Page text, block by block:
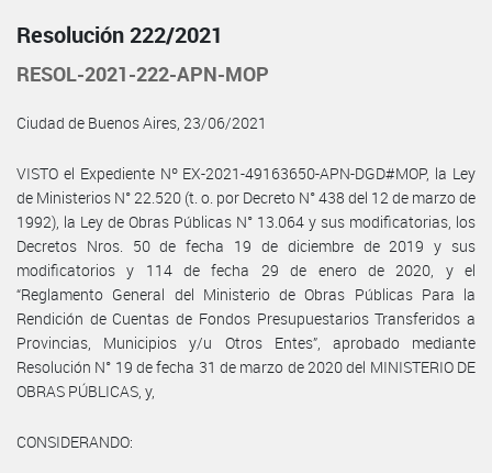
Resolución 222/2021
RESOL-2021-222-APN-MOP
Ciudad de Buenos Aires, 23/06/2021
VISTO el Expediente Nº EX-2021-49163650-APN-DGD#MOP, la Ley
de Ministerios N° 22.520 (t. o. por Decreto N° 438 del 12 de marzo de
1992), la Ley de Obras Públicas N° 13.064 y sus modificatorias, los
Decretos Nros. 50 de fecha 19 de diciembre de 2019 y sus
modificatorios y 114 de fecha 29 de enero de 2020, y el
“Reglamento General del Ministerio de Obras Públicas Para la
Rendición de Cuentas de Fondos Presupuestarios Transferidos a
Provincias, Municipios y/u Otros Entes”, aprobado mediante
Resolución N° 19 de fecha 31 de marzo de 2020 del MINISTERIO DE
OBRAS PÚBLICAS, y,
CONSIDERANDO: